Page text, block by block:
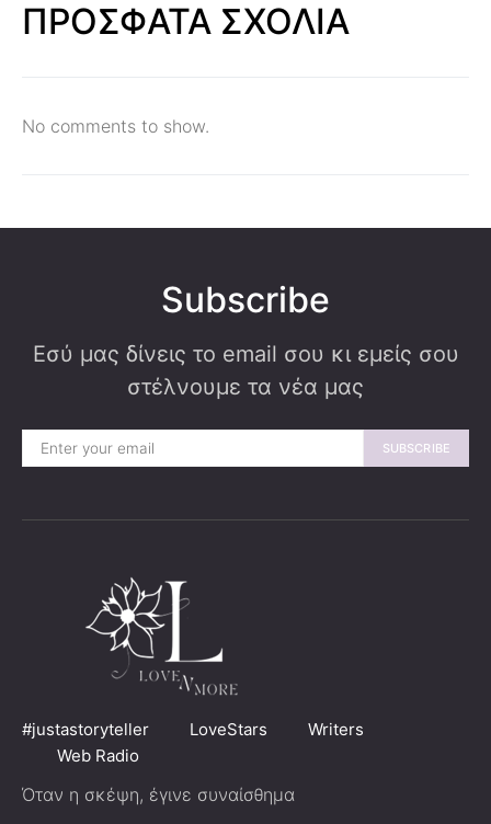
ΠΡΟΣΦΑΤΑ ΣΧΟΛΙΑ
No comments to show.
Subscribe
Εσύ μας δίνεις το email σου κι εμείς σου
στέλνουμε τα νέα μας
SUBSCRIBE
#justastoryteller LoveStars
Writers
Web Radio
Όταν η σκέψη, έγινε συναίσθημα